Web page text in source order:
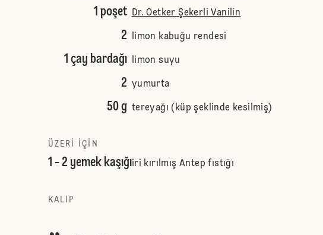
1 poşet Dr. Oetker Şekerli Vanilin
2 limon kabuğu rendesi
1 çay bardağı limon suyu
2 yumurta
50 g tereyağı (küp şeklinde kesilmiş)
ÜZERI IÇIN
1 - 2 yemek kaşığıiri kırılmış Antep fıstığı
KALIP